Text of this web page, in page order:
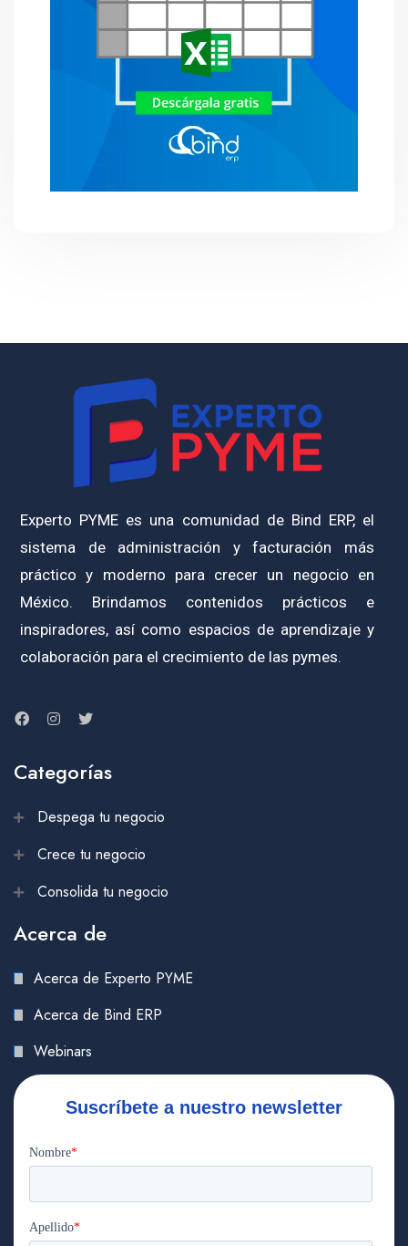
Experto PYME es una comunidad de Bind ERP, el
sistema de administración y facturación más
práctico y moderno para crecer un negocio en
México. Brindamos contenidos prácticos e
inspiradores, así como espacios de aprendizaje y
colaboración para el crecimiento de las pymes.
Categorías
Despega tu negocio
Crece tu negocio
Consolida tu negocio
Acerca de
Acerca de Experto PYME
Acerca de Bind ERP
Webinars
Suscríbete a nuestro newsletter